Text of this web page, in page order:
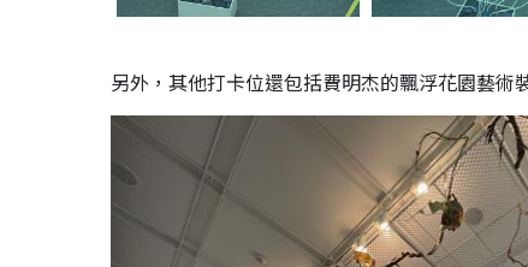
另外，其他打卡位還包括費明杰的飄浮花園藝術